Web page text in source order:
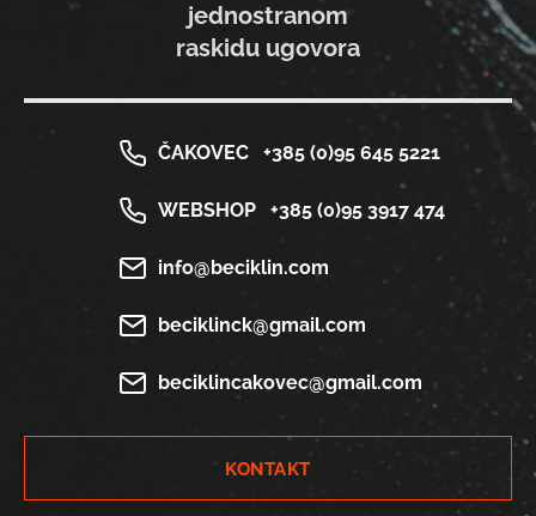
jednostranom
raskidu ugovora
ČAKOVEC +385 (0)95 645 5221
WEBSHOP +385 (0)95 3917 474
info@beciklin.com
beciklinck@gmail.com
beciklincakovec@gmail.com
KONTAKT